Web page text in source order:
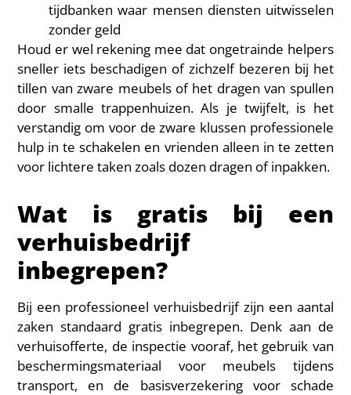
tijdbanken waar mensen diensten uitwisselen
zonder geld
Houd er wel rekening mee dat ongetrainde helpers
sneller iets beschadigen of zichzelf bezeren bij het
tillen van zware meubels of het dragen van spullen
door smalle trappenhuizen. Als je twijfelt, is het
verstandig om voor de zware klussen professionele
hulp in te schakelen en vrienden alleen in te zetten
voor lichtere taken zoals dozen dragen of inpakken.
Wat is gratis bij een
verhuisbedrijf
inbegrepen?
Bij een professioneel verhuisbedrijf zijn een aantal
zaken standaard gratis inbegrepen. Denk aan de
verhuisofferte, de inspectie vooraf, het gebruik van
beschermingsmateriaal voor meubels tijdens
transport, en de basisverzekering voor schade